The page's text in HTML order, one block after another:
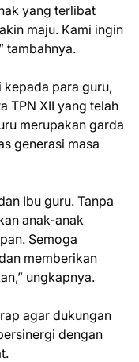
yang terlibat
maju. Kami ingin
tambahnya.
kepada para guru,
TPN XII yang telah
merupakan garda
generasi masa
Ibu guru. Tanpa
anak-anak
Semoga
memberikan
ungkapnya.
agar dukungan
dengan